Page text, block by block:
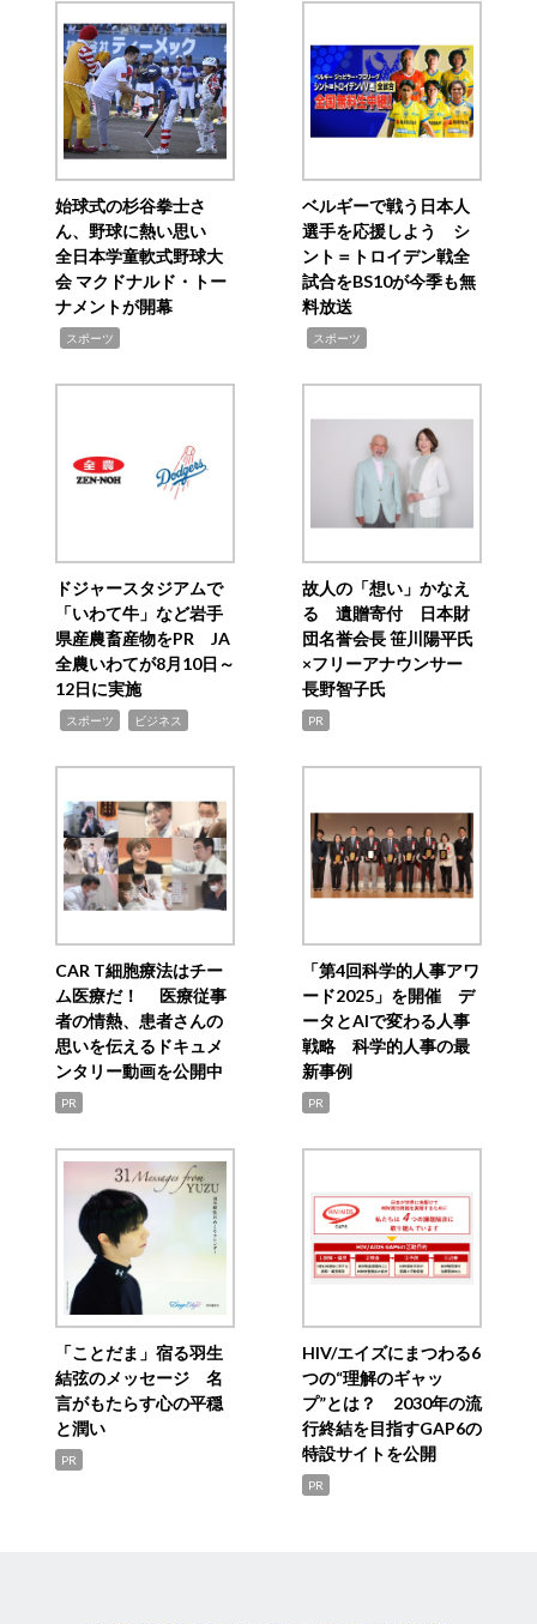
始球式の杉谷拳士さ
ん、野球に熱い思い
全日本学童軟式野球大
会 マクドナルド・トー
ナメントが開幕
スポーツ
ベルギーで戦う日本人
選手を応援しよう シ
ント＝トロイデン戦全
試合をBS10が今季も無
料放送
スポーツ
ドジャースタジアムで
「いわて牛」など岩手
県産農畜産物をPR JA
全農いわてが8月10日～
12日に実施
スポーツ ビジネス
故人の「想い」かなえ
る 遺贈寄付 日本財
団名誉会長 笹川陽平氏
×フリーアナウンサー
長野智子氏
PR
CAR T細胞療法はチー
ム医療だ！ 医療従事
者の情熱、患者さんの
思いを伝えるドキュメ
ンタリー動画を公開中
PR
「第4回科学的人事アワ
ード2025」を開催 デ
ータとAIで変わる人事
戦略 科学的人事の最
新事例
PR
「ことだま」宿る羽生
結弦のメッセージ 名
言がもたらす心の平穏
と潤い
PR
HIV/エイズにまつわる6
つの“理解のギャッ
プ”とは？ 2030年の流
行終結を目指すGAP6の
特設サイトを公開
PR